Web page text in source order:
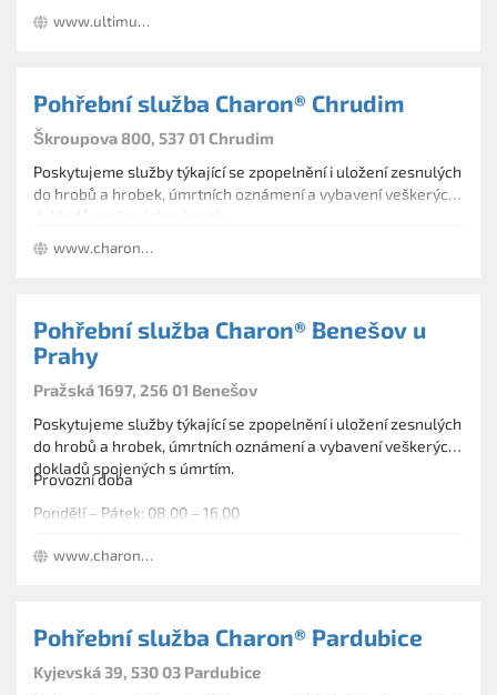
vše spojené s touto smutnou událostí.
www.ultimus.cz/
Pohřební služba Charon® Chrudim
Škroupova 800, 537 01 Chrudim
Poskytujeme služby týkající se zpopelnění i uložení zesnulých
do hrobů a hrobek, úmrtních oznámení a vybavení veškerých
dokladů spojených s úmrtím.
www.charon-eu.cz
Pohřební služba Charon® Benešov u
Prahy
Pražská 1697, 256 01 Benešov
Poskytujeme služby týkající se zpopelnění i uložení zesnulých
do hrobů a hrobek, úmrtních oznámení a vybavení veškerých
dokladů spojených s úmrtím.
Provozní doba
Pondělí – Pátek: 08,00 – 16,00
www.charon-eu.cz
Pohřební služba Charon® Pardubice
Kyjevská 39, 530 03 Pardubice